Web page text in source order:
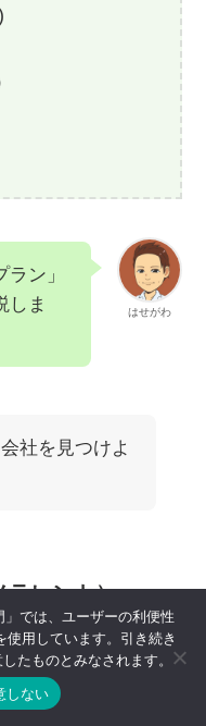
はせがわ
ン」
しま
社を見つけよ
ラレント）
では、ユーザーの利便性
用しています。引き続き
たものとみなされます。
しない